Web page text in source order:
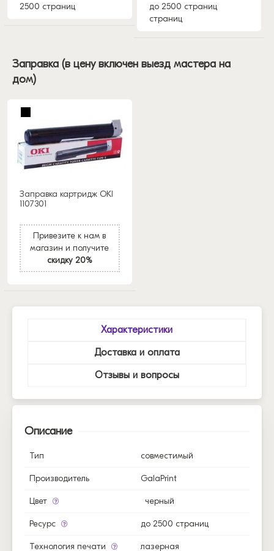
2500 страниц
до 2500 страниц
страниц
Заправка (в цену включен выезд мастера на
дом)
Заправка картридж OKI
1107301
Привезите к нам в
магазин и получите
скидку 20%
Характеристики
Доставка и оплата
Отзывы и вопросы
Описание
Тип совместимый
Производитель GalaPrint
Цвет черный
Ресурс до 2500 страниц
Технология печати лазерная